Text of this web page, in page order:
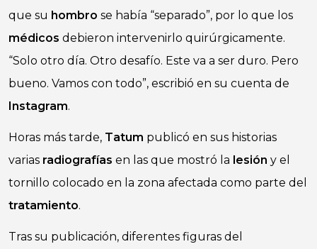
que su hombro se había “separado”, por lo que los
médicos debieron intervenirlo quirúrgicamente.
“Solo otro día. Otro desafío. Este va a ser duro. Pero
bueno. Vamos con todo”, escribió en su cuenta de
Instagram.
Horas más tarde, Tatum publicó en sus historias
varias radiografías en las que mostró la lesión y el
tornillo colocado en la zona afectada como parte del
tratamiento.
Tras su publicación, diferentes figuras del